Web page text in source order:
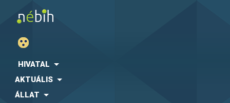
HIVATAL
AKTUÁLIS
ÁLLAT